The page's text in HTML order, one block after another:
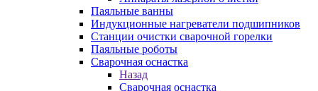
Паяльные ванны
Индукционные нагреватели подшипников
Станции очистки сварочной горелки
Паяльные роботы
Сварочная оснастка
Назад
Сварочная оснастка